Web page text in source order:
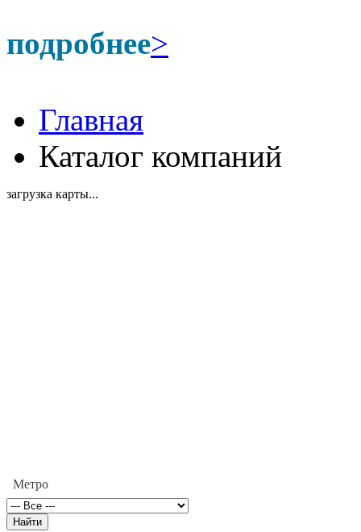
подробнее>
Главная
Каталог компаний
загрузка карты...
Метро